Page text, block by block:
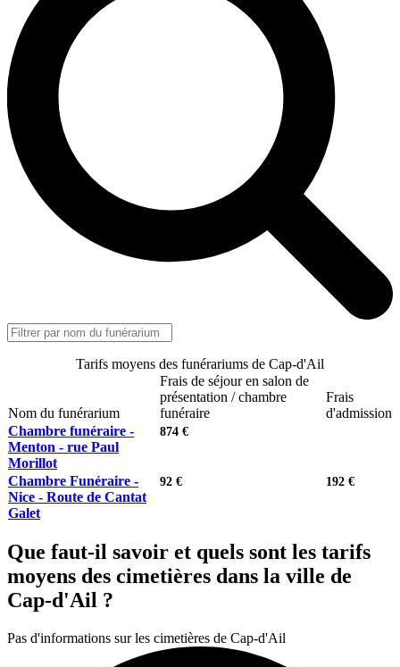
Tarifs moyens des funérariums de Cap-d'Ail
Nom du funérarium
Frais de séjour en salon de
présentation / chambre
funéraire
Frais
d'admission
Chambre funéraire -
Menton - rue Paul
Morillot
874 €
Chambre Funéraire -
Nice - Route de Cantat
Galet
92 € 192 €
Que faut-il savoir et quels sont les tarifs
moyens des cimetières dans la ville de
Cap-d'Ail ?
Pas d'informations sur les cimetières de Cap-d'Ail